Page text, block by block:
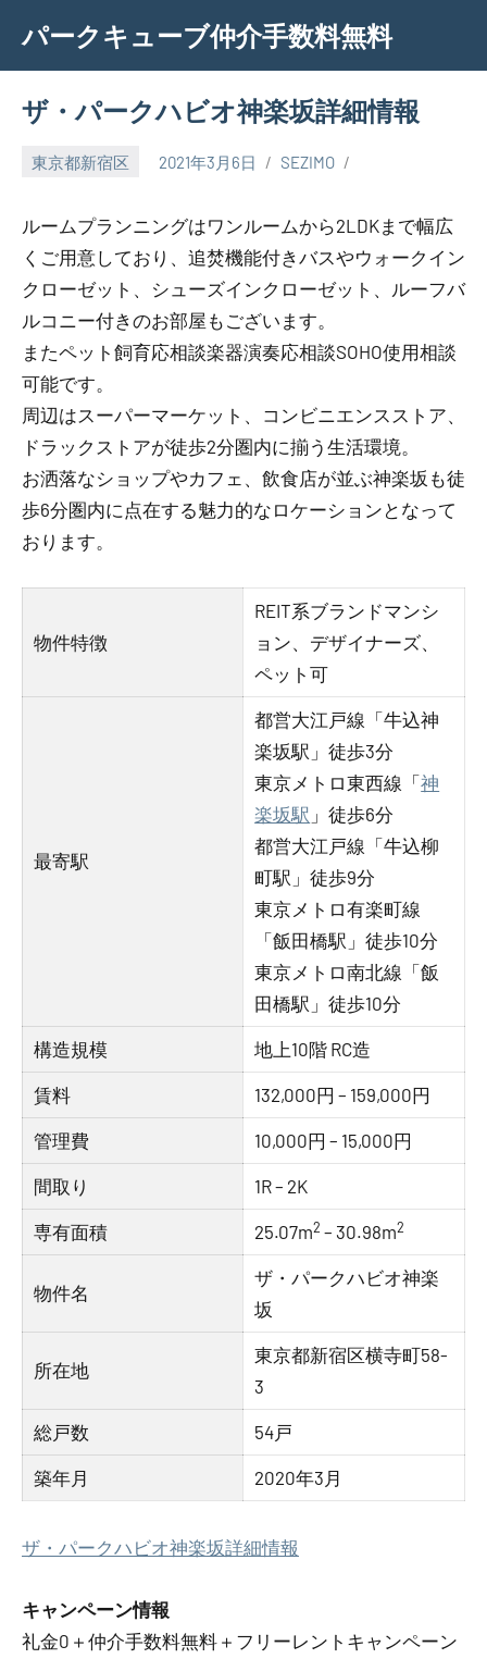
content
パークキューブ仲介手数料無料
ザ・パークハビオ神楽坂詳細情報
東京都新宿区 2021年3月6日 SEZIMO
ルームプランニングはワンルームから2LDKまで幅広
くご用意しており、追焚機能付きバスやウォークイン
クローゼット、シューズインクローゼット、ルーフバ
ルコニー付きのお部屋もございます。
またペット飼育応相談楽器演奏応相談SOHO使用相談
可能です。
周辺はスーパーマーケット、コンビニエンスストア、
ドラックストアが徒歩2分圏内に揃う生活環境。
お洒落なショップやカフェ、飲食店が並ぶ神楽坂も徒
歩6分圏内に点在する魅力的なロケーションとなって
おります。
物件特徴
REIT系ブランドマンシ
ョン、デザイナーズ、
ペット可
最寄駅
都営大江戸線「牛込神
楽坂駅」徒歩3分
東京メトロ東西線「神
楽坂駅 」徒歩6分
都営大江戸線「牛込柳
町駅」徒歩9分
東京メトロ有楽町線
「飯田橋駅」徒歩10分
東京メトロ南北線「飯
田橋駅」徒歩10分
構造規模 地上10階 RC造
賃料 132,000円 – 159,000円
管理費 10,000円 – 15,000円
間取り 1R – 2K
専有面積 25.07m2 – 30.98m2
物件名
ザ・パークハビオ神楽
坂
所在地
東京都新宿区横寺町58-
3
総戸数 54戸
築年月 2020年3月
ザ・パークハビオ神楽坂詳細情報
キャンペーン情報
礼金0 ＋ 仲介手数料無料 ＋ フリーレント キャンペーン